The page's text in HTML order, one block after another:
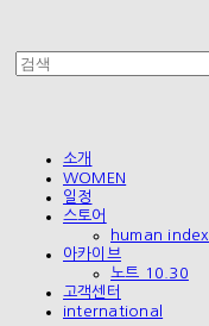
소개
WOMEN
일정
스토어
human index
아카이브
노트 10.30
고객센터
international